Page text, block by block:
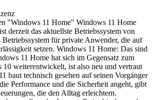
"Windows 11 Home" Windows 11 Home
derzeit das aktuellste Betriebssystem von
für private Anwender, die auf
setzen. Windows 11 Home: Das sind
11 Home hat sich im Gegensatz zum
10 weiterentwickelt, ist also neu und vertraut
baut technisch gesehen auf seinen Vorgänger
Performance und die Sicherheit angeht, gibt
die den Alltag erleichtern.